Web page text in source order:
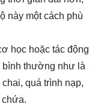
này một cách phù
học hoặc tác động
bình thường như là
quá trình nạp,
chứa.